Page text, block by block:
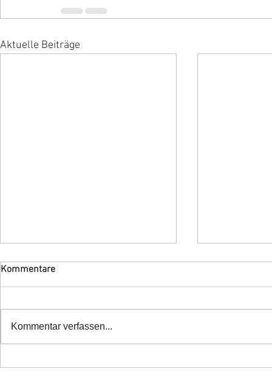
Aktuelle Beiträge
Termin vormerken!!!
Kommentare
Kommentar verfassen...